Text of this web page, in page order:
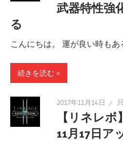
武器特性強
る
こんにちは。 運が良い時もあ
続きを読む
2017年11月14日
【リネレ
11月17日ア